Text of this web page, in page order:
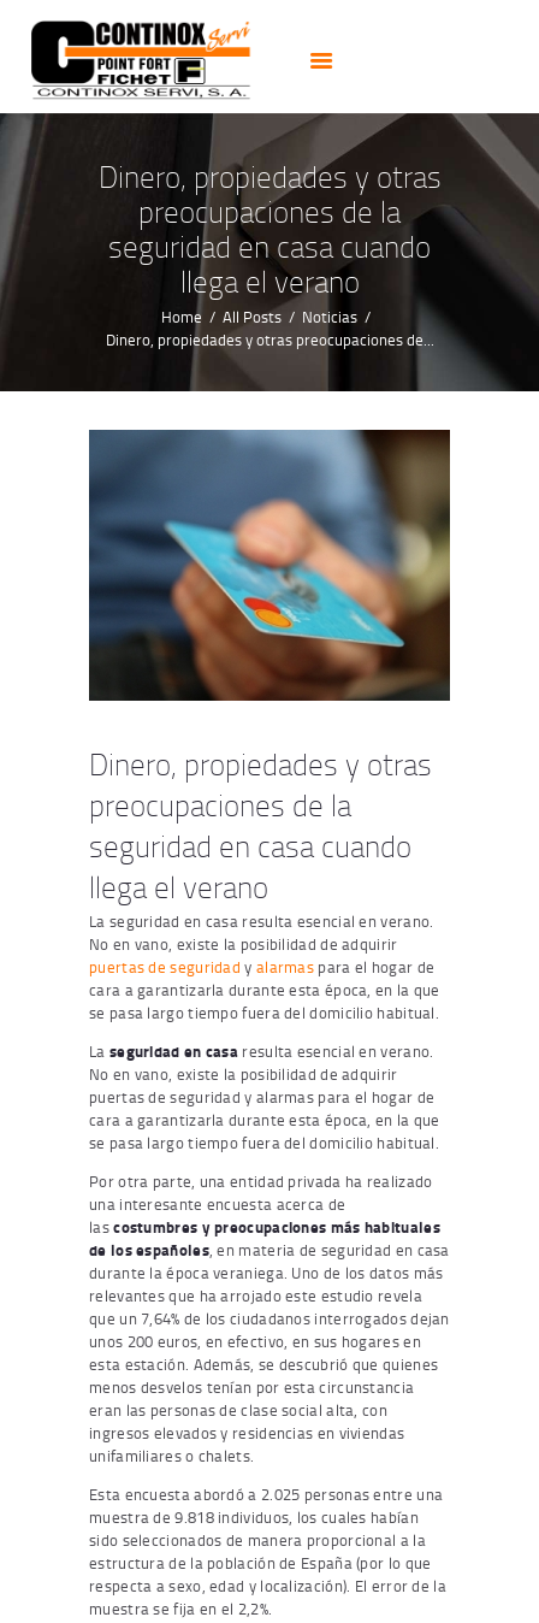
Dinero, propiedades y otras
preocupaciones de la
seguridad en casa cuando
llega el verano
Home All Posts
Noticias
Dinero, propiedades y otras preocupaciones de...
PUERTAS
CERRADURAS
CAJAS FUERTES
CERRAJEROS 24H
ALARMAS CCTV
NOTICIAS
CONTACTO
Dinero, propiedades y otras
preocupaciones de la
seguridad en casa cuando
llega el verano
La seguridad en casa resulta esencial en verano.
No en vano, existe la posibilidad de adquirir
puertas de seguridad y alarmas para el hogar de
cara a garantizarla durante esta época, en la que
se pasa largo tiempo fuera del domicilio habitual.
La seguridad en casa resulta esencial en verano.
No en vano, existe la posibilidad de adquirir
puertas de seguridad y alarmas para el hogar de
cara a garantizarla durante esta época, en la que
se pasa largo tiempo fuera del domicilio habitual.
Por otra parte, una entidad privada ha realizado
una interesante encuesta acerca de
lascostumbres y preocupaciones más habituales
de los españoles, en materia de seguridad en casa
durante la época veraniega. Uno de los datos más
relevantes que ha arrojado este estudio revela
que un 7,64% de los ciudadanos interrogados dejan
unos 200 euros, en efectivo, en sus hogares en
esta estación. Además, se descubrió que quienes
menos desvelos tenían por esta circunstancia
eran las personas de clase social alta, con
ingresos elevados y residencias en viviendas
unifamiliares o chalets.
Esta encuesta abordó a 2.025 personas entre una
muestra de 9.818 individuos, los cuales habían
sido seleccionados de manera proporcional a la
estructura de la población de España (por lo que
respecta a sexo, edad y localización). El error de la
muestra se fija en el 2,2%.